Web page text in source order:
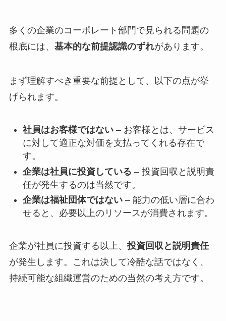
多くの企業のコーポレート部門で見られる問題の
根底には、 基本的な前提認識のずれがあります。
まず理解すべき重要な前提として、以下の点が挙
げられます。
社員はお客様ではない– お客様とは、サービス
に対して適正な対価を支払ってくれる存在で
す。
企業は社員に投資している – 投資回収と説明責
任が発生するのは当然です。
企業は福祉団体ではない– 能力の低い層に合わ
せると、必要以上のリソースが消費されます。
企業が社員に投資する以上、 投資回収と説明責任
が発生します。これは決して冷酷な話ではなく、
持続可能な組織運営のための当然の考え方です。